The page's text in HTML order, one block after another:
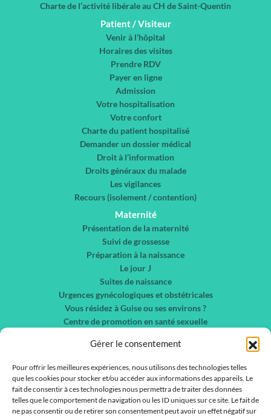
Gérer le consentement
Pour offrir les meilleures expériences, nous utilisons des technologies telles
que les cookies pour stocker et/ou accéder aux informations des appareils. Le
fait de consentir à ces technologies nous permettra de traiter des données
telles que le comportement de navigation ou les ID uniques sur ce site. Le fait de
ne pas consentir ou de retirer son consentement peut avoir un effet négatif sur
Charte de l’activité libérale au CH de Saint-Quentin
Patient / Visiteur
Venir à l’hôpital
Horaires des visites
Prendre RDV
Payer en ligne
Admission
Votre hospitalisation
Votre confort
Charte du patient hospitalisé
Demander un dossier médical
Droit à l’information
Droits généraux du malade
Les vigilances
Recours (isolement / contention)
Maternité
Présentation de la maternité
Suivi de grossesse
Préparation à la naissance
Le jour J
Suites de naissance
Urgences gynécologiques et obstétricales
Vous résidez à Guise ou ses environs ?
Centre de promotion en santé sexuelle
Liste des services
Liste des médecins
Actualités